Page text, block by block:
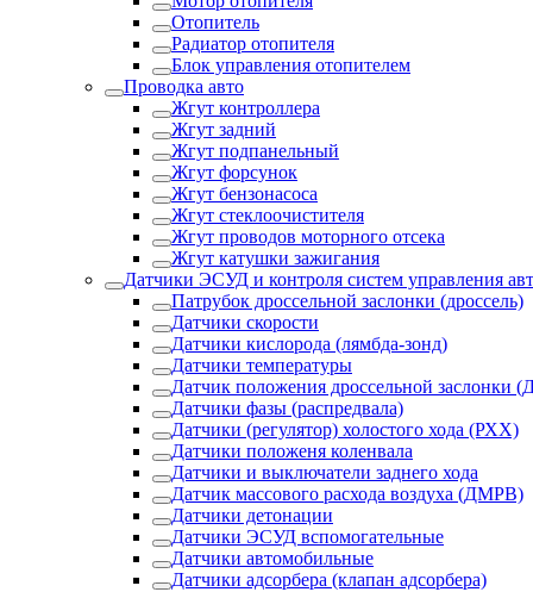
Отопитель
Радиатор отопителя
Блок управления отопителем
Проводка авто
Жгут контроллера
Жгут задний
Жгут подпанельный
Жгут форсунок
Жгут бензонасоса
Жгут стеклоочистителя
Жгут проводов моторного отсека
Жгут катушки зажигания
Датчики ЭСУД и контроля систем управления
Патрубок дроссельной заслонки (дроссель)
Датчики скорости
Датчики кислорода (лямбда-зонд)
Датчики температуры
Датчик положения дроссельной заслонки
Датчики фазы (распредвала)
Датчики (регулятор) холостого хода (РХХ)
Датчики положеня коленвала
Датчики и выключатели заднего хода
Датчик массового расхода воздуха (ДМРВ)
Датчики детонации
Датчики ЭСУД вспомогательные
Датчики автомобильные
Датчики адсорбера (клапан адсорбера)